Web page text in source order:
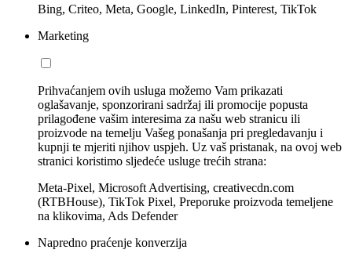
Bing, Criteo, Meta, Google, LinkedIn, Pinterest, TikTok
Marketing
Prihvaćanjem ovih usluga možemo Vam prikazati
oglašavanje, sponzorirani sadržaj ili promocije popusta
prilagođene vašim interesima za našu web stranicu ili
proizvode na temelju Vašeg ponašanja pri pregledavanju i
kupnji te mjeriti njihov uspjeh. Uz vaš pristanak, na ovoj web
stranici koristimo sljedeće usluge trećih strana:
Meta-Pixel, Microsoft Advertising, creativecdn.com
(RTBHouse), TikTok Pixel, Preporuke proizvoda temeljene
na klikovima, Ads Defender
Napredno praćenje konverzija